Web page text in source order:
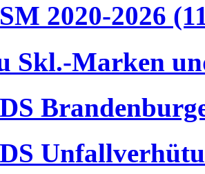
2020-2026
Skl.-Marken